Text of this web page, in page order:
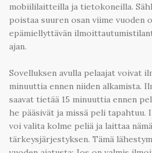
mobiililaitteilla ja tietokoneilla.
poistaa suuren osan viime vuoden
epämiellyttävän
ajan.
Sovelluksen avulla pelaajat voivat
minuuttia ennen niiden alkamista.
saavat tietää 15 minuuttia ennen
he pääsivät ja missä peli tapahtuu.
voi valita kolme peliä ja laittaa
tärkeysjärjestyksen. Tämä